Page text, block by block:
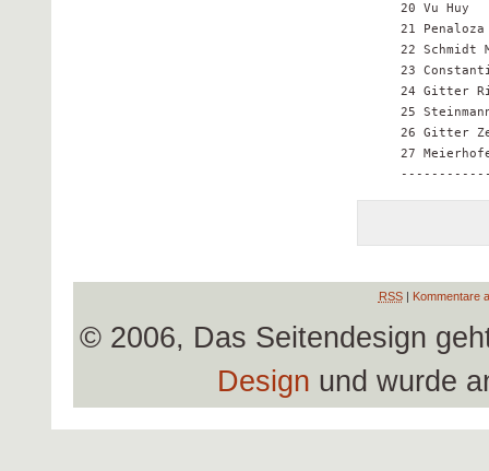
20 Vu
21
22
23
24 Gitter
25
26 Gitter
27
RSS| Kommentare
© 2006, Das Seitendesign
Design und wurde